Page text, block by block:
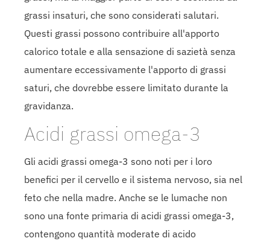
grassi insaturi, che sono considerati salutari.
Questi grassi possono contribuire all'apporto
calorico totale e alla sensazione di sazietà senza
aumentare eccessivamente l'apporto di grassi
saturi, che dovrebbe essere limitato durante la
gravidanza.
Acidi grassi omega-3
Gli acidi grassi omega-3 sono noti per i loro
benefici per il cervello e il sistema nervoso, sia nel
feto che nella madre. Anche se le lumache non
sono una fonte primaria di acidi grassi omega-3,
contengono quantità moderate di acido